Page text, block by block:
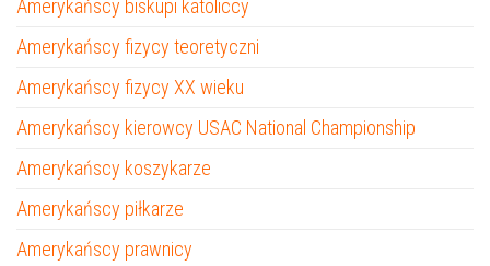
Amerykańscy biskupi katoliccy
Amerykańscy fizycy teoretyczni
Amerykańscy fizycy XX wieku
Amerykańscy kierowcy USAC National Championship
Amerykańscy koszykarze
Amerykańscy piłkarze
Amerykańscy prawnicy